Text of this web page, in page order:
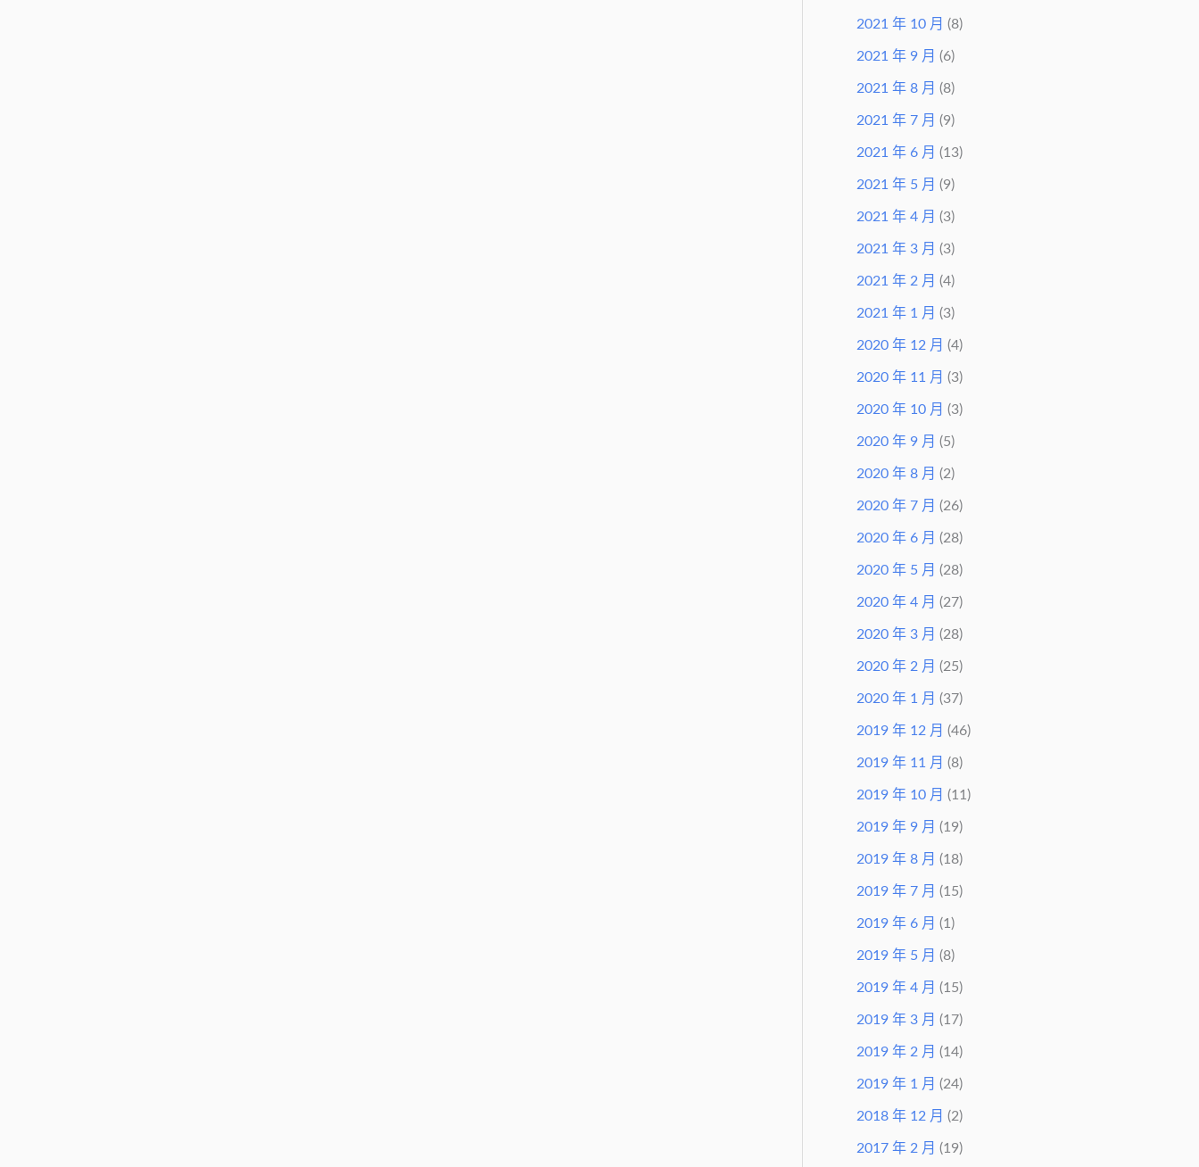
2021 年 10 月 (8)
2021 年 9 月 (6)
2021 年 8 月 (8)
2021 年 7 月 (9)
2021 年 6 月 (13)
2021 年 5 月 (9)
2021 年 4 月 (3)
2021 年 3 月 (3)
2021 年 2 月 (4)
2021 年 1 月 (3)
2020 年 12 月 (4)
2020 年 11 月 (3)
2020 年 10 月 (3)
2020 年 9 月 (5)
2020 年 8 月 (2)
2020 年 7 月 (26)
2020 年 6 月 (28)
2020 年 5 月 (28)
2020 年 4 月 (27)
2020 年 3 月 (28)
2020 年 2 月 (25)
2020 年 1 月 (37)
2019 年 12 月 (46)
2019 年 11 月 (8)
2019 年 10 月 (11)
2019 年 9 月 (19)
2019 年 8 月 (18)
2019 年 7 月 (15)
2019 年 6 月 (1)
2019 年 5 月 (8)
2019 年 4 月 (15)
2019 年 3 月 (17)
2019 年 2 月 (14)
2019 年 1 月 (24)
2018 年 12 月 (2)
2017 年 2 月 (19)